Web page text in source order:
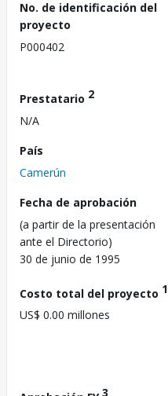
No. de identificación del
proyecto
P000402
Prestatario 2
N/A
País
Camerún
Fecha de aprobación
(a partir de la presentación
ante el Directorio)
30 de junio de 1995
Costo total del proyecto 1
US$ 0.00 millones
3